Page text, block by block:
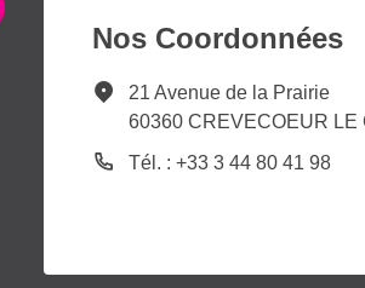
Nos Coordonnées
21 Avenue de la Prairie
60360 CREVECOEUR LE
Tél. : +33 3 44 80 41 98